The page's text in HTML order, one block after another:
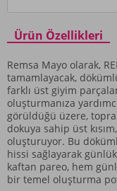
Ürün Özellikleri
Remsa Mayo olarak,
tamamlayacak,
farklı üst giyim
oluşturmanıza
görüldüğü üzere,
dokuya sahip üst
oluşturuyor. Bu
hissi sağlayarak
kaftan pareo, hem
bir temel oluşturma